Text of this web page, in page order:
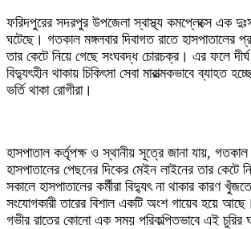
​ফরিদপুরের সদরপুর উপজেলা স্বাস্থ্য কমপ্লেক্সে এক
ঘটেছে। গতকাল মঙ্গলবার দিবাগত রাতে হাসপাতালের
তার কেটে নিয়ে গেছে সংঘবদ্ধ চোরচক্র। এর ফলে
বিদ্যুৎহীন থাকায় চিকিৎসা সেবা মারাত্মকভাবে ব্যাহত
ভর্তি থাকা রোগীরা।
​হাসপাতাল কর্তৃপক্ষ ও স্থানীয় সূত্রে জানা যায়, গতকাল
হাসপাতালের পেছনের দিকের মেইন লাইনের তার কেটে
সকালে হাসপাতালের কর্মীরা বিদ্যুৎ না থাকার কারণ
সংযোগকারী তারের বিশাল একটি অংশ গায়েব হয়ে
গভীর রাতের কোনো এক সময় পরিকল্পিতভাবে এই চুরির